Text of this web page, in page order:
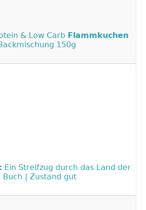
& Low Carb Flammkuchen
150g
Ein Streifzug durch das Land der
Buch | Zustand gut